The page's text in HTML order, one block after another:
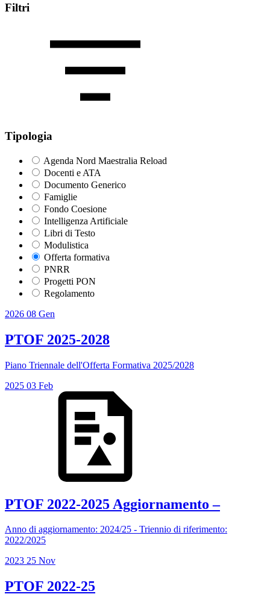
Filtri
Tipologia
Agenda Nord Maestralia Reload
Docenti e ATA
Documento Generico
Famiglie
Fondo Coesione
Intelligenza Artificiale
Libri di Testo
Modulistica
Offerta formativa
PNRR
Progetti PON
Regolamento
2026 08 Gen
PTOF 2025-2028
Piano Triennale dell'Offerta Formativa 2025/2028
2025 03 Feb
PTOF 2022-2025 Aggiornamento –
Anno di aggiornamento: 2024/25 - Triennio di riferimento:
2022/2025
2023 25 Nov
PTOF 2022-25